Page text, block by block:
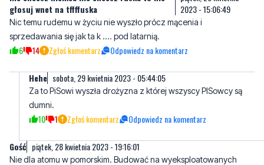
6 14 Zgłoś komentarz Odpowiedz na komentarz
Hehe sobota, 29 kwietnia 2023 - 05:44:05
Za to PiSowi wyszła drożyzna z której wszyscy PISowcy są
10 1 Zgłoś komentarz Odpowiedz na komentarz
piątek, 28 kwietnia 2023 - 19:16:01
Nie dla atomu w pomorskim. Budować na wyeksploatowanych
16 11 Zgłoś komentarz Odpowiedz na komentarz